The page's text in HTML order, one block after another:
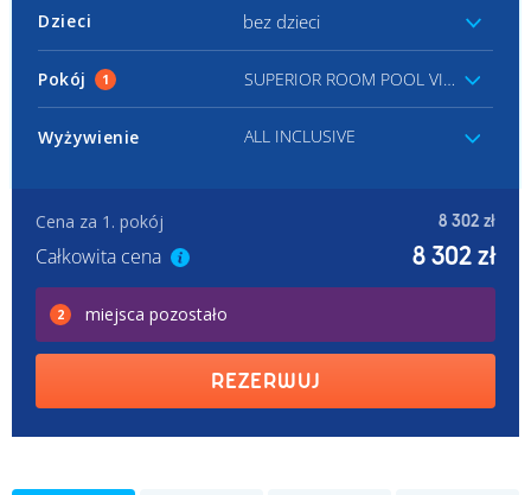
Dzieci bez dzieci
Pokój 1 SUPERIOR ROOM POOL VIEW
Wyżywienie ALL INCLUSIVE
Cena za 1. pokój 8 302 zł
Całkowita cena 8 302 zł
2 miejsca pozostało
REZERWUJ